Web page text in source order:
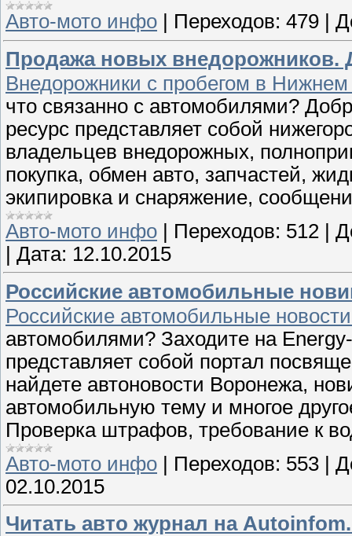
Авто-мото инфо
Переходов: 479
Продажа новых внедорожников.
Внедорожники с пробегом в
что связанно с автомобилями?
ресурс представляет собой
владельцев внедорожных,
покупка, обмен авто, запчастей,
экипировка и снаряжение,
Авто-мото инфо
Переходов: 512
Дата: 12.10.2015
Российские автомобильные
Российские автомобильные
автомобилями? Заходите на
представляет собой портал
найдете автоновости Воронежа,
автомобильную тему и многое
Проверка штрафов, требование к
Авто-мото инфо | Переходов: 553 |
02.10.2015
Читать авто журнал на